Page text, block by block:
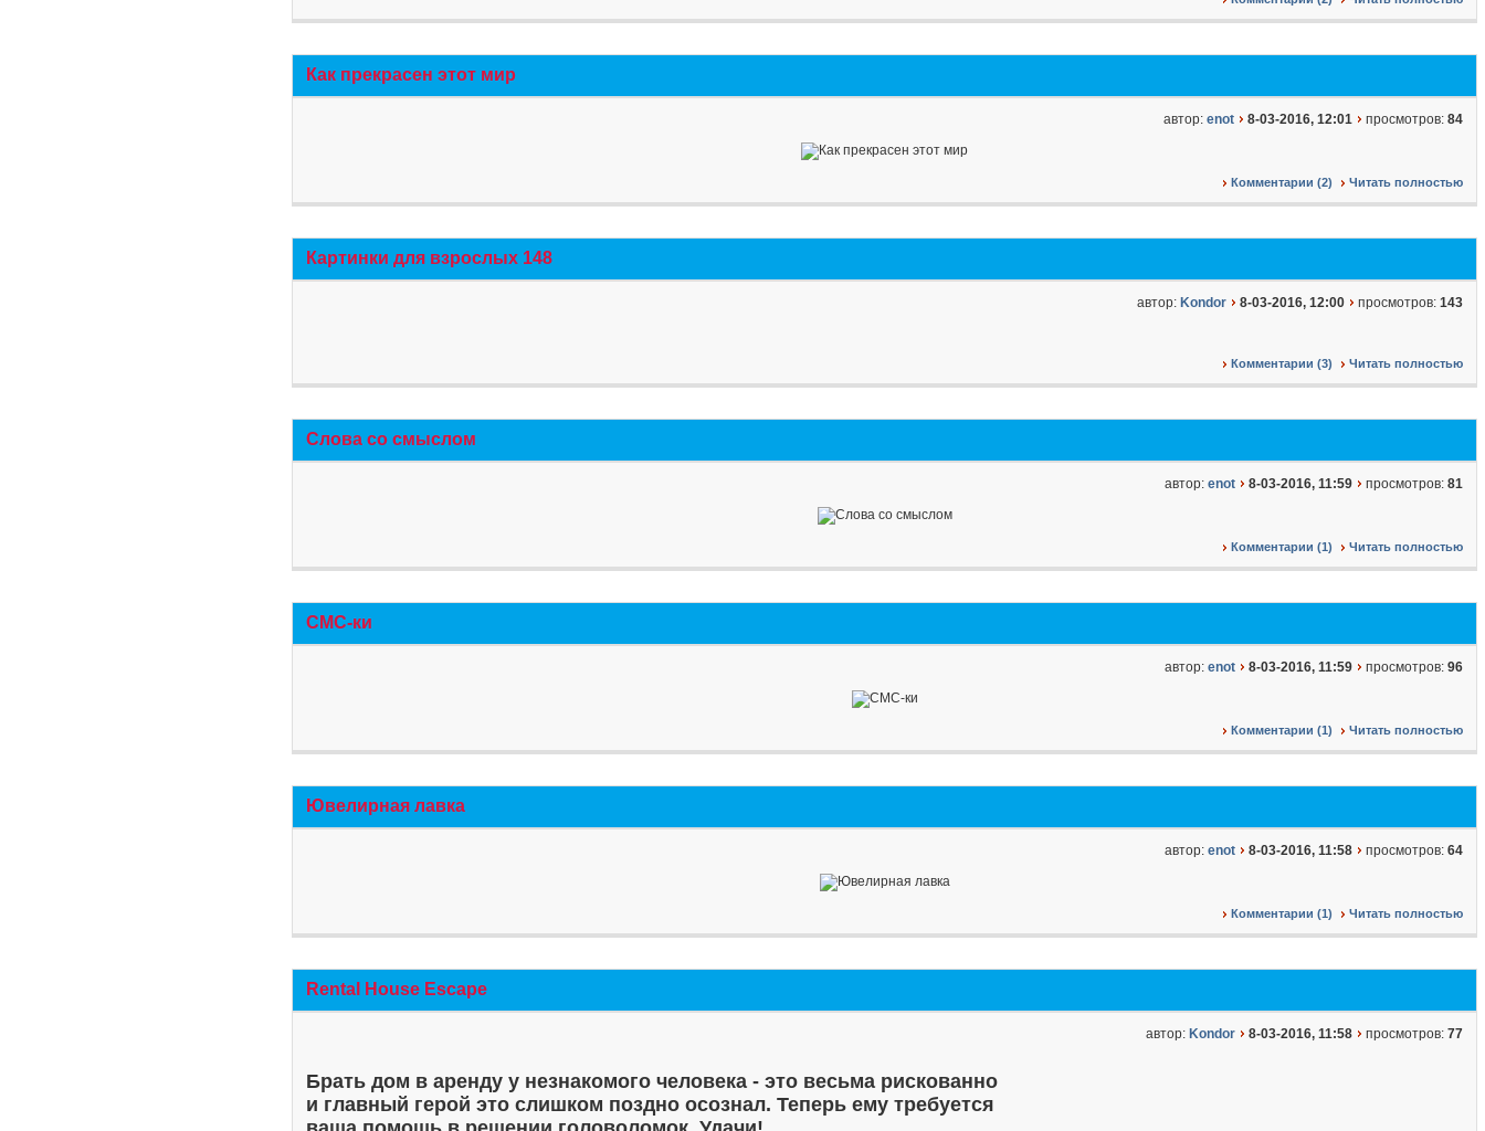
Как прекрасен этот мир
автор: enot 8-03-2016, 12:01 просмотров: 84
Комментарии (2) Читать полностью
Картинки для взрослых 148
автор: Kondor 8-03-2016, 12:00 просмотров: 143
Комментарии (3) Читать полностью
Слова со смыслом
автор: enot 8-03-2016, 11:59 просмотров: 81
Комментарии (1) Читать полностью
СМС-ки
автор: enot 8-03-2016, 11:59 просмотров: 96
Комментарии (1) Читать полностью
Ювелирная лавка
автор: enot 8-03-2016, 11:58 просмотров: 64
Комментарии (1) Читать полностью
Rental House Escape
автор: Kondor 8-03-2016, 11:58 просмотров: 77
Брать дом в аренду у незнакомого человека - это весьма рискованно
и главный герой это слишком поздно осознал. Теперь ему требуется